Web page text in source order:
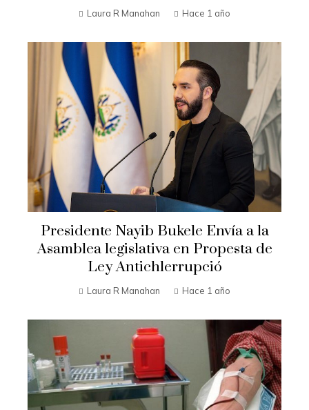
Laura R Manahan Hace 1 año
Presidente Nayib Bukele Envía a la
Asamblea legislativa en Propesta de
Ley Antichlerrupció
Laura R Manahan Hace 1 año